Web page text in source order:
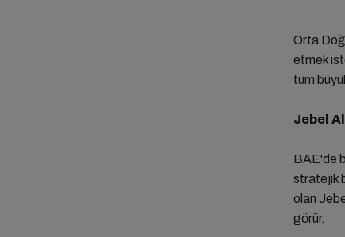
Orta
etmek
tüm
Jebel
BAE'de
stratejik
olan
görür.